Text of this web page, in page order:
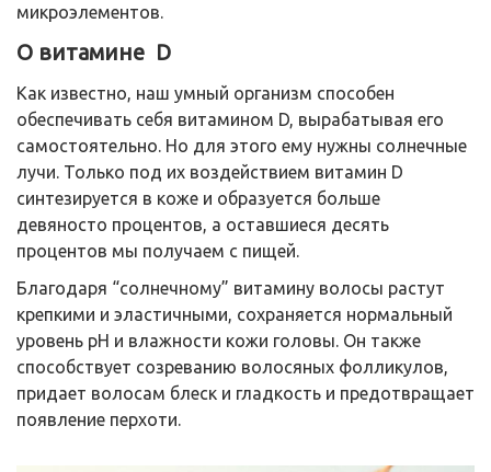
микроэлементов.
О витамине D
Как известно, наш умный организм способен
обеспечивать себя витамином D, вырабатывая его
самостоятельно. Но для этого ему нужны солнечные
лучи. Только под их воздействием витамин D
синтезируется в коже и образуется больше
девяносто процентов, а оставшиеся десять
процентов мы получаем с пищей.
Благодаря “солнечному” витамину волосы растут
крепкими и эластичными, сохраняется нормальный
уровень рН и влажности кожи головы. Он также
способствует созреванию волосяных фолликулов,
придает волосам блеск и гладкость и предотвращает
появление перхоти.